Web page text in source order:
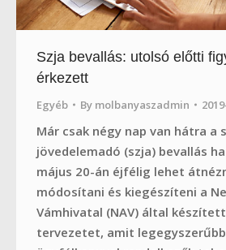
Szja bevallás: utolsó előtti
érkezett
Egyéb By molbanyaszadmin
Már csak négy nap van hátra a
jövedelemadó (szja) bevallás
május 20-án éjfélig lehet
módosítani és kiegészíteni a
Vámhivatal (NAV) által
tervezetet, amit